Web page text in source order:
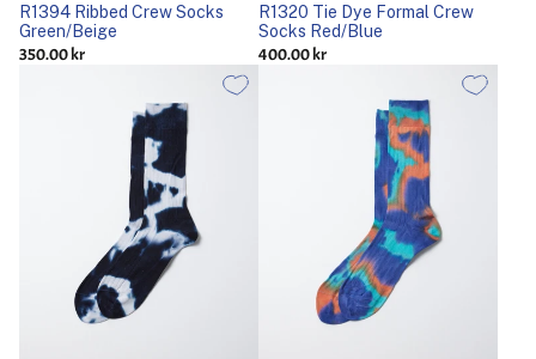
R1394 Ribbed Crew Socks
Green/Beige
350.00 kr
R1320 Tie Dye Formal Crew
Socks Red/Blue
400.00 kr